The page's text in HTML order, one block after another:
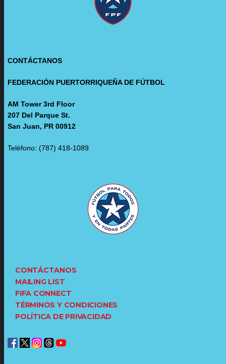
CONTÁCTANOS
FEDERACIÓN PUERTORRIQUEÑA DE FÚTBOL
AM Tower 3rd Floor
207 Del Parque St.
San Juan, PR 00912
Teléfono: (787) 418-1089
CONTÁCTANOS
MAILING LIST
FIFA CONNECT
TÉRMINOS Y CONDICIONES
POLÍTICA DE PRIVACIDAD